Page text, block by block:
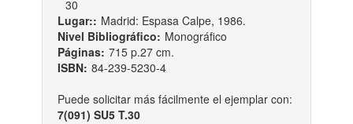
30
Lugar:: Madrid: Espasa Calpe, 1986.
Nivel Bibliográfico: Monográfico
Páginas: 715 p.27 cm.
ISBN: 84-239-5230-4
Puede solicitar más fácilmente el ejemplar con:
7(091) SU5 T.30